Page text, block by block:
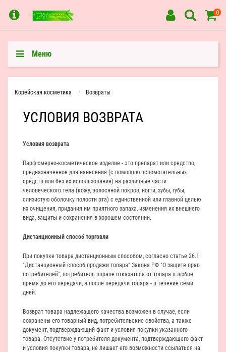
0
Меню
Корейская косметика Возвраты
УСЛОВИЯ ВОЗВРАТА
Условия возврата
Парфюмерно-косметическое изделие - это препарат или средство,
предназначенное для нанесения (с помощью вспомогательных
средств или без их использования) на различные части
человеческого тела (кожу, волосяной покров, ногти, зубы, губы,
слизистую оболочку полости рта) с единственной или главной целью
их очищения, придания им приятного запаха, изменения их внешнего
вида, защиты и сохранения в хорошем состоянии.
Дистанционный способ торговли
При покупке товара дистанционным способом, согласно статье 26.1
"Дистанционный способ продажи товара" Закона РФ "О защите прав
потребителей", потребитель вправе отказаться от товара в любое
время до его передачи, а после передачи товара - в течение семи
дней.
Возврат товара надлежащего качества возможен в случае, если
сохранены его товарный вид, потребительские свойства, а также
документ, подтверждающий факт и условия покупки указанного
товара. Отсутствие у потребителя документа, подтверждающего факт
и условия покупки товара, не лишает его возможности ссылаться на